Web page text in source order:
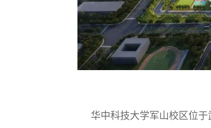
华中科技大学军山校区位于